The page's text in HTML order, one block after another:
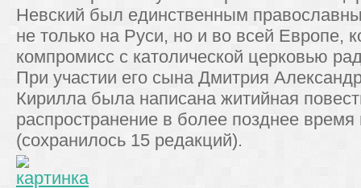
Невский был единственным
не только на Руси, но и во всей Европе,
компромисс с католической церковью
При участии его сына Дмитрия
Кирилла была написана житийная
распространение в более позднее
(сохранилось 15 редакций).